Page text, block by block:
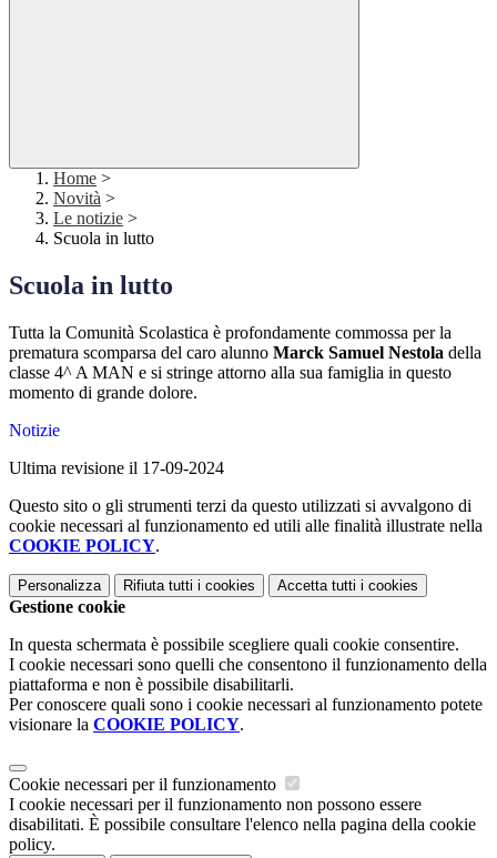
Home >
Novità >
Le notizie >
Scuola in lutto
Scuola in lutto
Tutta la Comunità Scolastica è profondamente commossa per la
prematura scomparsa del caro alunno Marck Samuel Nestola della
classe 4^ A MAN e si stringe attorno alla sua famiglia in questo
momento di grande dolore.
Notizie
Ultima revisione il 17-09-2024
Questo sito o gli strumenti terzi da questo utilizzati si avvalgono di
cookie necessari al funzionamento ed utili alle finalità illustrate nella
COOKIE POLICY.
Personalizza Rifiuta tutti i cookies Accetta tutti i cookies
Gestione cookie
In questa schermata è possibile scegliere quali cookie consentire.
I cookie necessari sono quelli che consentono il funzionamento della
piattaforma e non è possibile disabilitarli.
Per conoscere quali sono i cookie necessari al funzionamento potete
visionare la COOKIE POLICY.
Cookie necessari per il funzionamento
I cookie necessari per il funzionamento non possono essere
disabilitati. È possibile consultare l'elenco nella pagina della cookie
policy.